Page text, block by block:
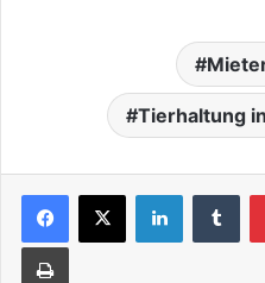
Tierhaltung